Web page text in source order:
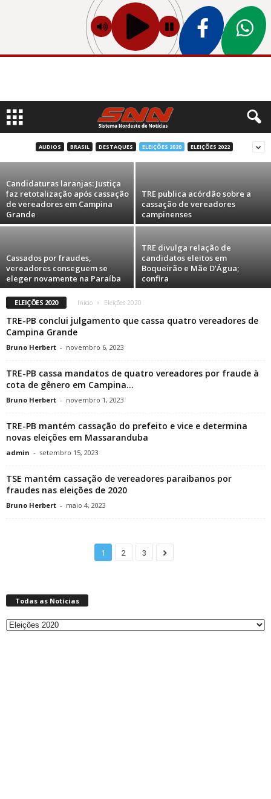
AUDIOS BRASIL DESTAQUES ELEIÇÕES 2020 ELEIÇÕES 2022
Diplomação dos vereadores eleitos após
retotalização de votos em Campina Grande
será na próxima quarta-feira (29).
Bruno Herbert - novembro 24, 2023
Candidaturas laranjas: Justiça
faz retotalização após cassação
de vereadores em Campina
Grande
TRE publica acórdão sobre a
cassação de vereadores
campinenses
Cassados por fraudes,
vereadores conseguem se
eleger novamente na Paraíba
TRE divulga relação de
candidatos eleitos em
Boqueirão e Mãe D’Água;
confira
ELEIÇÕES 2020 Inicio Eleições 2020
TRE-PB conclui julgamento que cassa quatro vereadores de
Campina Grande
Bruno Herbert - novembro 6, 2023
TRE-PB cassa mandatos de quatro vereadores por fraude à
cota de gênero em Campina...
Bruno Herbert - novembro 1, 2023
TRE-PB mantém cassação do prefeito e vice e determina
novas eleições em Massaranduba
admin - setembro 15, 2023
TSE mantém cassação de vereadores paraibanos por
fraudes nas eleições de 2020
Bruno Herbert - maio 4, 2023
1 2 3
Todas as Notícias
Todas